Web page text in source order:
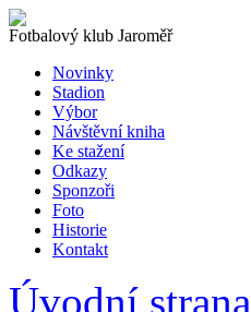
Fotbalový klub Jaroměř
Novinky
Stadion
Výbor
Návštěvní kniha
Ke stažení
Odkazy
Sponzoři
Foto
Historie
Kontakt
Úvodní strana